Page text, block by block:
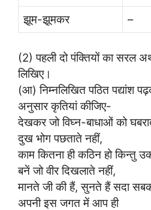
झूम-झूमकर
–
(2) पहली दो पंक्तियों का सरल
लिखिए।
(आ) निम्नलिखित पठित पद्यांश
अनुसार कृतियां कीजिए-
देखकर जो विघ्न-बाधाओं को
दुख भोग पछताते नहीं,
काम कितना ही कठिन हो किन्तु
बनें जो वीर दिखलाते नहीं,
मानते जी की हैं, सुनते हैं सदा
अपनी इस जगत में आप ही